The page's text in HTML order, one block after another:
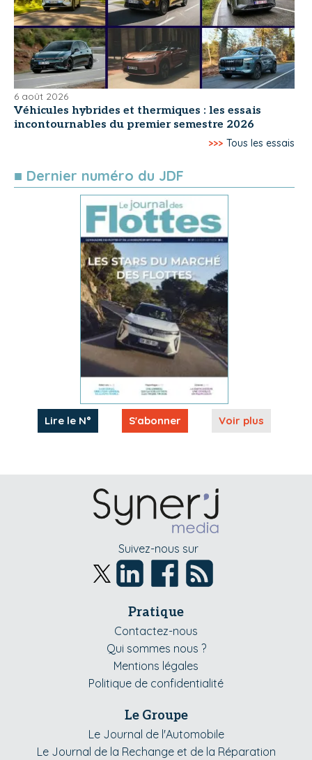
6 août 2026
Véhicules hybrides et thermiques : les essais
incontournables du premier semestre 2026
>>> Tous les essais
■ Dernier numéro du JDF
Lire le N° S'abonner Voir plus
Suivez-nous sur
Pratique
Contactez-nous
Qui sommes nous ?
Mentions légales
Politique de confidentialité
Le Groupe
Le Journal de l'Automobile
Le Journal de la Rechange et de la Réparation